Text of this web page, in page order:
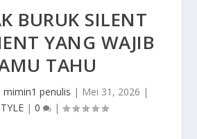
BURUK SILENT
YANG WAJIB
TAHU
mimin1 penulis | Mei 31, 2026 |
| 0 |